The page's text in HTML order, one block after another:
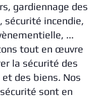
gardiennage des
sécurité incendie,
...
tout en œuvre
la sécurité des
des biens. Nos
sont en